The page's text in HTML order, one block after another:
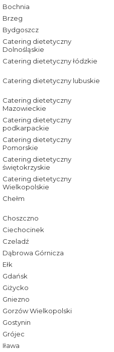
Bochnia
Brzeg
Bydgoszcz
Catering dietetyczny
Dolnośląskie
Catering dietetyczny łódzkie
Catering dietetyczny lubuskie
Catering dietetyczny
Mazowieckie
Catering dietetyczny
podkarpackie
Catering dietetyczny
Pomorskie
Catering dietetyczny
świętokrzyskie
Catering dietetyczny
Wielkopolskie
Chełm
Choszczno
Ciechocinek
Czeladź
Dąbrowa Górnicza
Ełk
Gdańsk
Giżycko
Gniezno
Gorzów Wielkopolski
Gostynin
Grójec
Iława